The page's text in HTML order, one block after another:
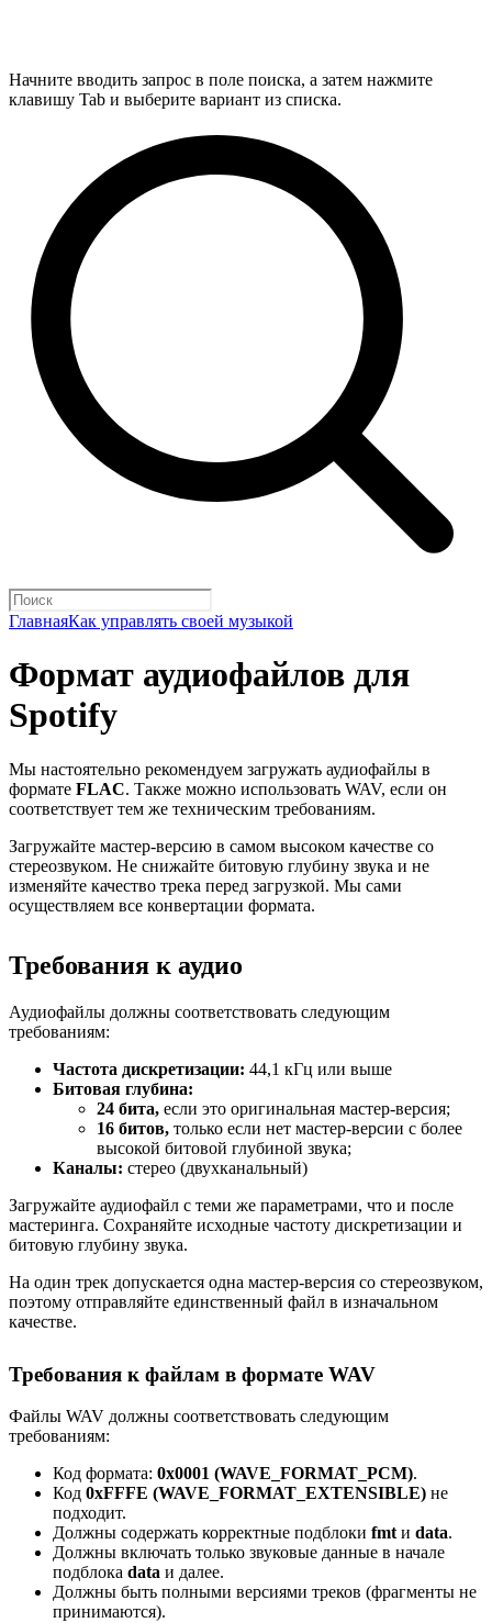
Начните вводить запрос в поле поиска, а затем нажмите
клавишу Tab и выберите вариант из списка.
ГлавнаяКак управлять своей музыкой
Формат аудиофайлов для
Spotify
Мы настоятельно рекомендуем загружать аудиофайлы в
формате FLAC. Также можно использовать WAV, если он
соответствует тем же техническим требованиям.
Загружайте мастер-версию в самом высоком качестве со
стереозвуком. Не снижайте битовую глубину звука и не
изменяйте качество трека перед загрузкой. Мы сами
осуществляем все конвертации формата.
Требования к аудио
Аудиофайлы должны соответствовать следующим
требованиям:
Частота дискретизации: 44,1 кГц или выше
Битовая глубина:
24 бита, если это оригинальная мастер-версия;
16 битов, только если нет мастер-версии с более
высокой битовой глубиной звука;
Каналы: стерео (двухканальный)
Загружайте аудиофайл с теми же параметрами, что и после
мастеринга. Сохраняйте исходные частоту дискретизации и
битовую глубину звука.
На один трек допускается одна мастер-версия со стереозвуком,
поэтому отправляйте единственный файл в изначальном
качестве.
Требования к файлам в формате WAV
Файлы WAV должны соответствовать следующим
требованиям:
Код формата: 0x0001 (WAVE_FORMAT_PCM).
Код 0xFFFE (WAVE_FORMAT_EXTENSIBLE) не
подходит.
Должны содержать корректные подблоки fmtи data.
Должны включать только звуковые данные в начале
подблока data и далее.
Должны быть полными версиями треков (фрагменты не
принимаются).